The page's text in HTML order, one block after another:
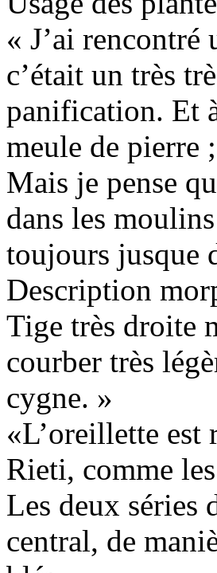
« J’ai
c’était un très
panification. Et
meule de pierre
Mais je pense
dans les
toujours jusque
Description
Tige très droite
courber très
cygne. »
«L’oreillette est
Rieti, comme
Les deux séries
central, de